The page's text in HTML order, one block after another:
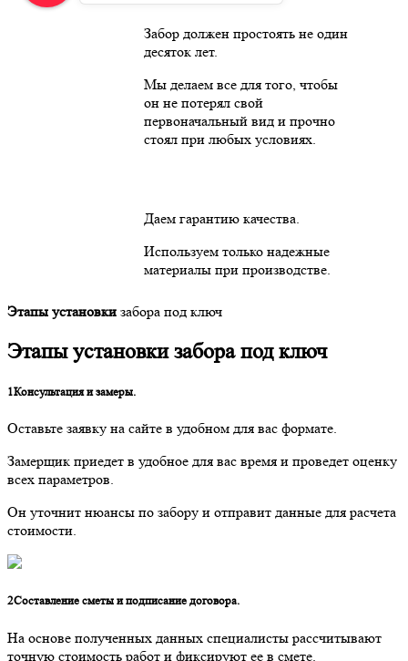
Забор должен простоять не один
десяток лет.
Мы делаем все для того, чтобы
он не потерял свой
первоначальный вид и прочно
стоял при любых условиях.
Даем гарантию качества.
Используем только надежные
материалы при производстве.
Этапы установки забора под ключ
Этапы установкизабора под ключ
1Консультация и замеры.
Оставьте заявку на сайте в удобном для вас формате.
Замерщик приедет в удобное для вас время и проведет оценку
всех параметров.
Он уточнит нюансы по забору и отправит данные для расчета
стоимости.
2Составление сметы и подписание договора.
На основе полученных данных специалисты рассчитывают
точную стоимость работ и фиксируют ее в смете.